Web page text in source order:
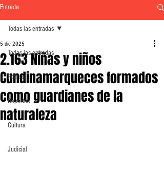
Entrada
Todas las entradas
Política
Deportes
Cultura
Judicial
Todas las entradas
2.163 Niñas y niños
Cundinamarqueces formados
como guardianes de la
naturaleza
5 dic 2025